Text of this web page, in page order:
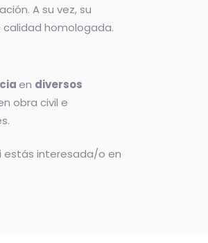
A su vez, su
homologada.
en diversos
obra civil e
estás interesada/o en